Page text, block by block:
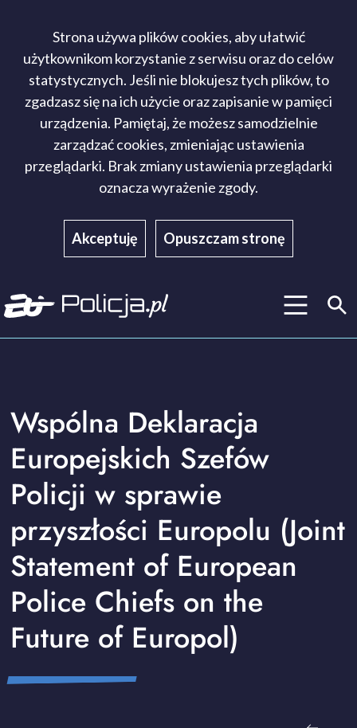
Strona używa plików cookies, aby ułatwić
użytkownikom korzystanie z serwisu oraz do celów
statystycznych. Jeśli nie blokujesz tych plików, to
zgadzasz się na ich użycie oraz zapisanie w pamięci
urządzenia. Pamiętaj, że możesz samodzielnie
zarządzać cookies, zmieniając ustawienia
przeglądarki. Brak zmiany ustawienia przeglądarki
oznacza wyrażenie zgody.
Akceptuję Opuszczam stronę
Wspólna Deklaracja
Europejskich Szefów
Policji w sprawie
przyszłości Europolu (Joint
Statement of European
Police Chiefs on the
Future of Europol)